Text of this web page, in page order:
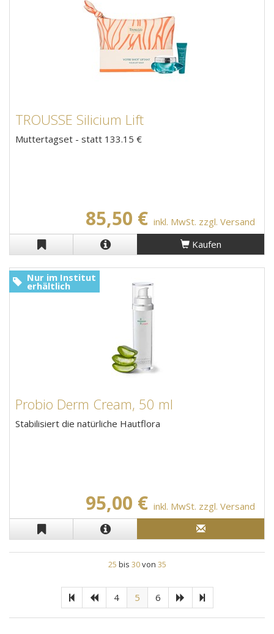
TROUSSE Silicium Lift
Muttertagset - statt 133.15 €
85,50 € inkl. MwSt. zzgl. Versand
Kaufen
Probio Derm Cream, 50 ml
Stabilisiert die natürliche Hautflora
95,00 € inkl. MwSt. zzgl. Versand
Nur im Institut
erhältlich
25 bis 30von 35
4 5 6